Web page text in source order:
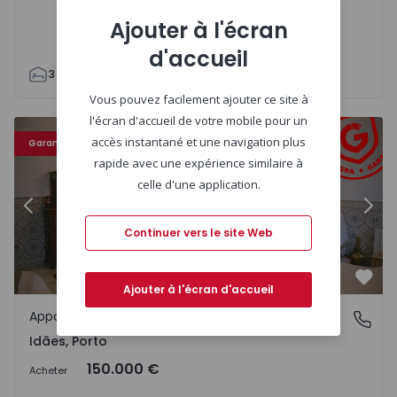
3
Garantie ERA
Appartement T2 Felgueiras, Idães - 1446952 - 10
Précédent
Idães, Porto
Appartement
Idães, Porto
Acheter 150.000 €
Ajouter à l'écran
d'accueil
Vous pouvez facilement ajouter ce site à
l'écran d'accueil de votre mobile pour un
accès instantané et une navigation plus
rapide avec une expérience similaire à
celle d'une application.
Continuer vers le site Web
Ajouter à l'écran d'accueil